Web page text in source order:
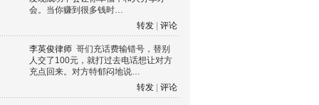
会。当你赚到很多钱时…
转发
评论
李英俊律师 哥们充话费输错号，替别
人交了100元，就打过去电话想让对方
充点回来。对方特郁闷地说…
转发
评论